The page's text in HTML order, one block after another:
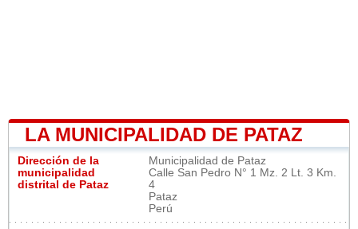
LA MUNICIPALIDAD DE PATAZ
Dirección de la
municipalidad
distrital de Pataz
Municipalidad de Pataz
Calle San Pedro N° 1 Mz. 2 Lt. 3 Km.
4
Pataz
Perú